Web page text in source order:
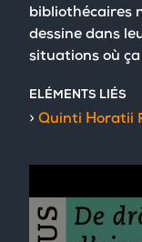
bibliothécaires
dessine dans
situations où
ELÉMENTS LIÉS
Quinti Horatii